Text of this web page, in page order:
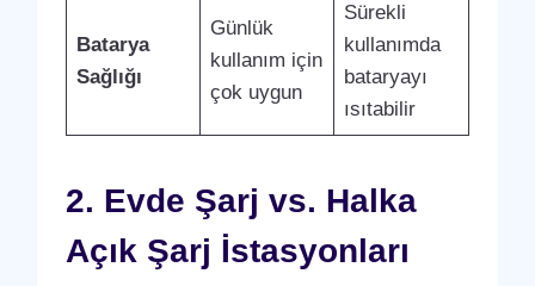
Batarya
Sağlığı
Günlük
kullanım için
çok uygun
Sürekli
kullanımda
bataryayı
ısıtabilir
2. Evde Şarj vs. Halka
Açık Şarj İstasyonları